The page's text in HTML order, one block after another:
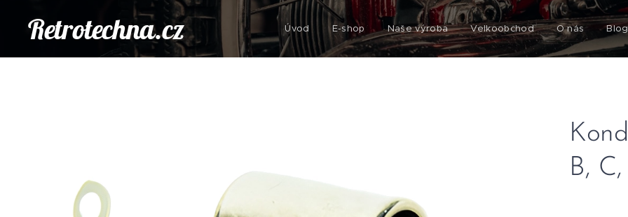
Retrotechna.cz Úvod E-shop Naše výroba Velkoobchod O nás Blog
B, C,